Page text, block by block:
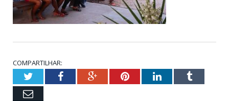
COMPARTILHAR:
TwitterFacebookGoogle+PinterestLinkedInTumblr
Email